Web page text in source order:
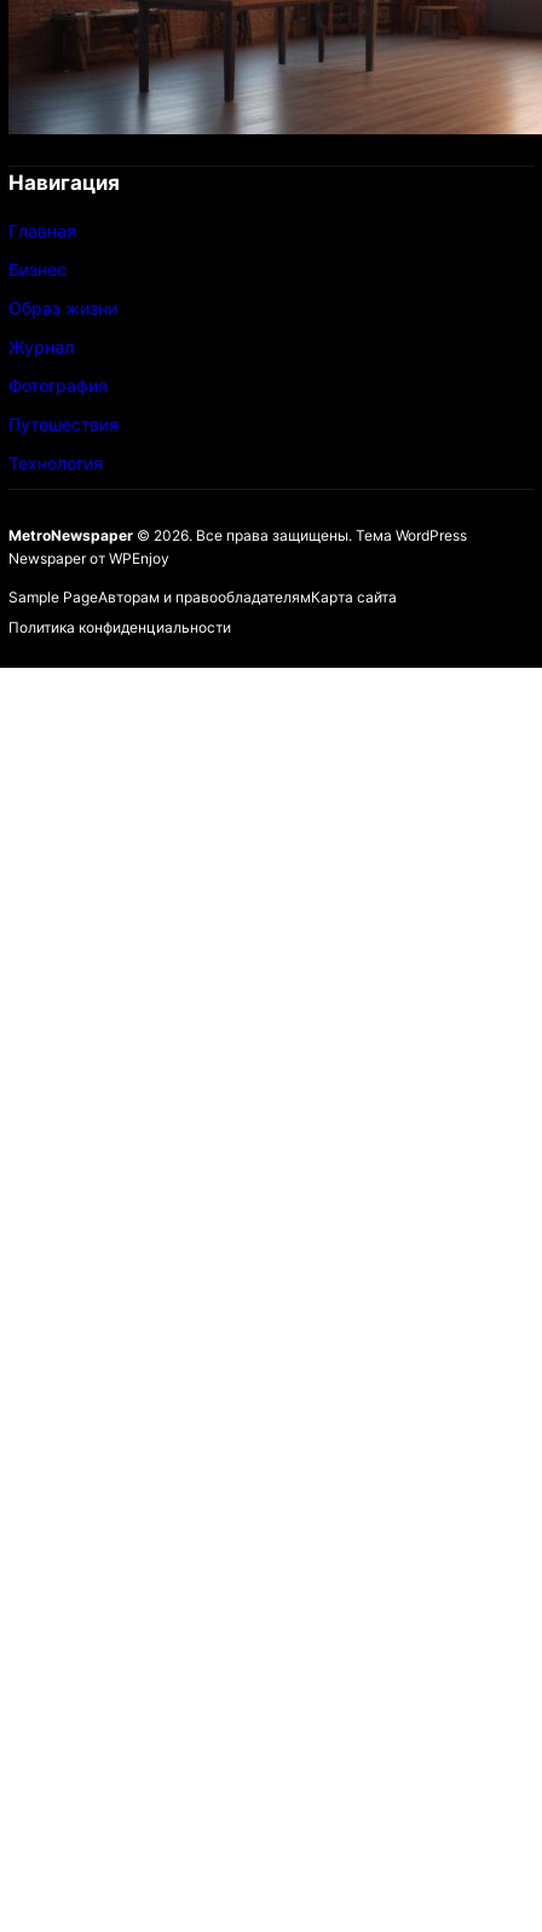
Навигация
Главная
Бизнес
Образ жизни
Журнал
Фотография
Путешествия
Технология
MetroNewspaper© 2026. Все права защищены. Тема WordPress
Newspaperот WPEnjoy
Sample PageАвторам и правообладателямКарта сайта
Политика конфиденциальности